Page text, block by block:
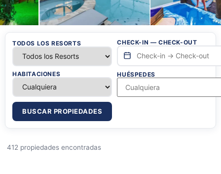
TODOS LOS RESORTS CHECK-IN — CHECK-OUT
HABITACIONES HUÉSPEDES
BUSCAR PROPIEDADES
412 propiedades encontradas